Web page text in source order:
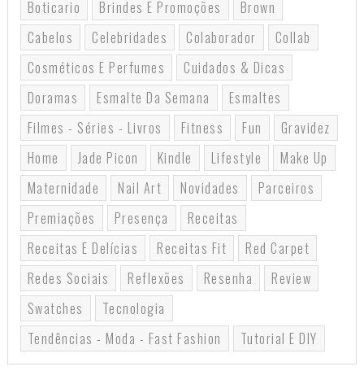
Boticario
Brindes E Promoções
Brown
Cabelos
Celebridades Colaborador
Collab
Cosméticos E Perfumes
Cuidados & Dicas
Doramas
Esmalte Da Semana
Esmaltes
Filmes - Séries - Livros
Fitness Fun
Gravidez
Home
Jade Picon Kindle Lifestyle
Make Up
Maternidade
Nail Art Novidades
Parceiros
Premiações
Presença
Receitas
Receitas E Delícias
Receitas Fit
Red Carpet
Redes Sociais
Reflexões Resenha
Review
Swatches
Tecnologia
Tendências - Moda - Fast Fashion
Tutorial E DIY